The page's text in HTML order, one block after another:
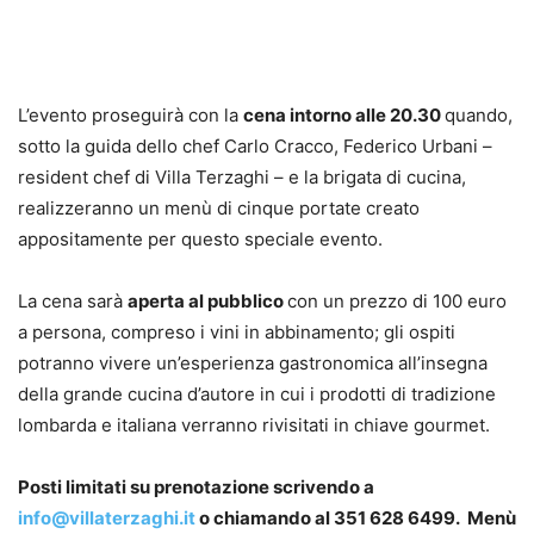
L’evento proseguirà con la cena intorno alle 20.30quando,
sotto la guida dello chef Carlo Cracco, Federico Urbani –
resident chef di Villa Terzaghi – e la brigata di cucina,
realizzeranno un menù di cinque portate creato
appositamente per questo speciale evento.
La cena sarà aperta al pubblicocon un prezzo di 100 euro
a persona, compreso i vini in abbinamento; gli ospiti
potranno vivere un’esperienza gastronomica all’insegna
della grande cucina d’autore in cui i prodotti di tradizione
lombarda e italiana verranno rivisitati in chiave gourmet.
Posti limitati su prenotazione scrivendo a
info@villaterzaghi.ito chiamando al 351 628 6499. Menù